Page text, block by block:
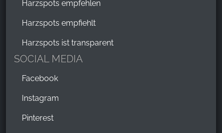
Harzspots empfehlen
Harzspots empfiehlt
Harzspots ist transparent
SOCIAL MEDIA
Facebook
Instagram
Pinterest